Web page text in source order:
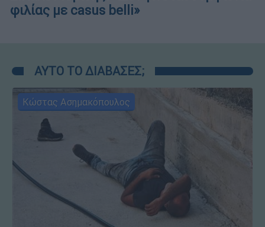
φιλίας με casus belli»
ΑΥΤΟ ΤΟ ΔΙΑΒΑΣΕΣ;
Κώστας Ασημακόπουλος